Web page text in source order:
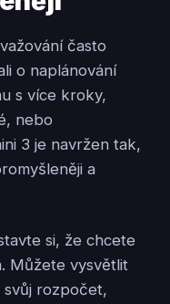
často
o naplánování
s více kroky,
nebo
3 je navržen tak,
a
si, že chcete
Můžete vysvětlit
svůj rozpočet,